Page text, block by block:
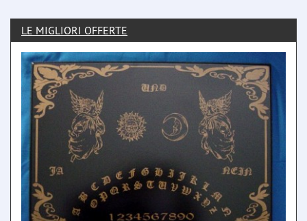
LE MIGLIORI OFFERTE